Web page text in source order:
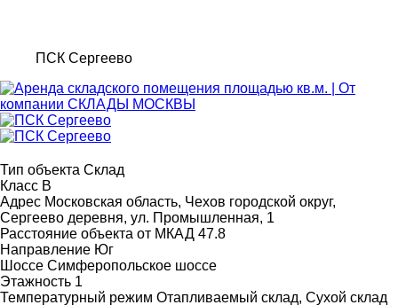
ПСК Сергеево
Тип объекта Склад
Класс B
Адрес Московская область, Чехов городской округ,
Сергеево деревня, ул. Промышленная, 1
Расстояние объекта от МКАД 47.8
Направление Юг
Шоссе Симферопольское шоссе
Этажность 1
Температурный режим Отапливаемый склад, Сухой склад